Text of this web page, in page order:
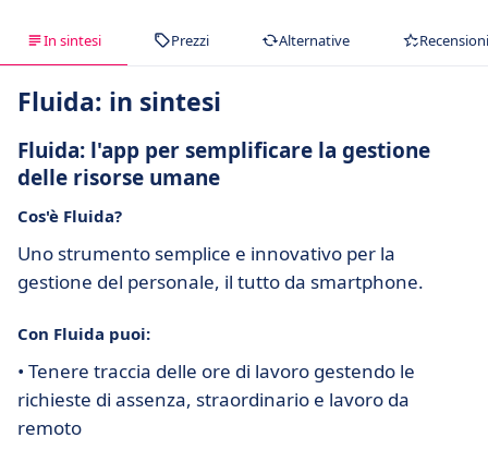
In sintesi Prezzi Alternative Recensioni
Fluida: in sintesi
Fluida: l'app per semplificare la gestione
delle risorse umane
Cos'è Fluida?
Uno strumento semplice e innovativo per la
gestione del personale, il tutto da smartphone.
Con Fluida puoi:
• Tenere traccia delle ore di lavoro gestendo le
richieste di assenza, straordinario e lavoro da
remoto